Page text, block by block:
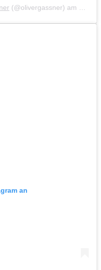
(@olivergassner) am
an